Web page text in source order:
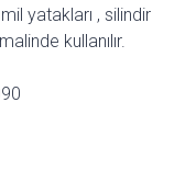
yatakları , silindir
kullanılır.